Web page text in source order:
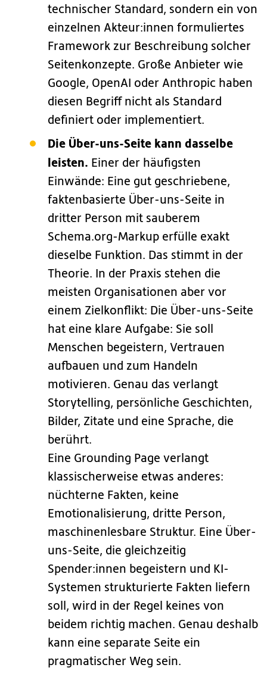
technischer Standard, sondern ein von
einzelnen Akteur:innen formuliertes
Framework zur Beschreibung solcher
Seitenkonzepte. Große Anbieter wie
Google, OpenAI oder Anthropic haben
diesen Begriff nicht als Standard
definiert oder implementiert.
Die Über-uns-Seite kann dasselbe
leisten. Einer der häufigsten
Einwände: Eine gut geschriebene,
faktenbasierte Über-uns-Seite in
dritter Person mit sauberem
Schema.org-Markup erfülle exakt
dieselbe Funktion. Das stimmt in der
Theorie. In der Praxis stehen die
meisten Organisationen aber vor
einem Zielkonflikt: Die Über-uns-Seite
hat eine klare Aufgabe: Sie soll
Menschen begeistern, Vertrauen
aufbauen und zum Handeln
motivieren. Genau das verlangt
Storytelling, persönliche Geschichten,
Bilder, Zitate und eine Sprache, die
berührt.
Eine Grounding Page verlangt
klassischerweise etwas anderes:
nüchterne Fakten, keine
Emotionalisierung, dritte Person,
maschinenlesbare Struktur. Eine Über-
uns-Seite, die gleichzeitig
Spender:innen begeistern und KI-
Systemen strukturierte Fakten liefern
soll, wird in der Regel keines von
beidem richtig machen. Genau deshalb
kann eine separate Seite ein
pragmatischer Weg sein.